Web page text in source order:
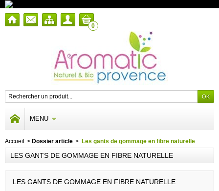
0
MENU
Accueil > Dossier article > Les gants de gommage en fibre naturelle
LES GANTS DE GOMMAGE EN FIBRE NATURELLE
LES GANTS DE GOMMAGE EN FIBRE NATURELLE